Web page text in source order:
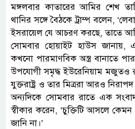
মঙ্গলবার কাতারের আমির শেখ
থানির সঙ্গে বৈঠকে ট্রাম্প বলেন,
ইসরায়েল যে আচরণ করছে, তাতে
সোমবার হোয়াইট হাউস জানায়,
কখনো পারমাণবিক অস্ত্র বানাতে
উপযোগী সমৃদ্ধ ইউরেনিয়াম মজুতও
যুক্তরাষ্ট্র ও তার মিত্ররা আরও
অন্যদিকে সোমবার রাতে এক
স্বীকার করেন, ‘চুক্তিটি আসলে
জানি না।’